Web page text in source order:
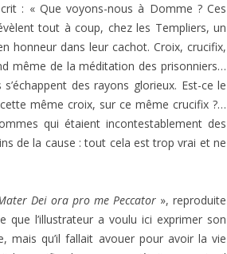
: « Que voyons-nous à Domme ? Ces
tout à coup, chez les Templiers, un
honneur dans leur cachot. Croix, crucifix,
même de la méditation des prisonniers…
des rayons glorieux. Est-ce le
même croix, sur ce même crucifix ?…
qui étaient incontestablement des
de la cause : tout cela est trop vrai et ne
Dei ora pro me Peccator», reproduite
l’illustrateur a voulu ici exprimer son
mais qu’il fallait avouer pour avoir la vie